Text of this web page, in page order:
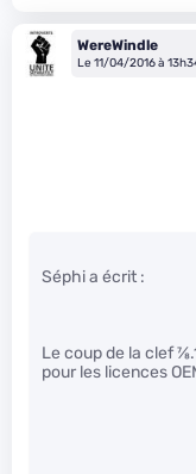
WereWindle
Le 11/04/2016 à
Séphi a écrit :
Le coup de la clef7⁄8
pour les licences